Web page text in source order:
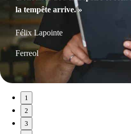
la tempête arrive. »
Félix Lapointe
Ferreol
1
2
3